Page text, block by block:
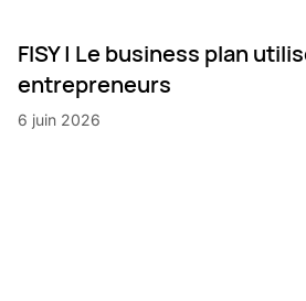
FISY | Le business plan
entrepreneurs
6 juin 2026